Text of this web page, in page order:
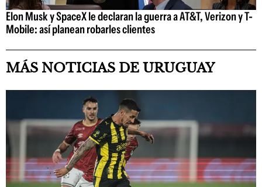
Elon Musk y SpaceX le declaran la guerra a AT&T, Verizon y T-
Mobile: así planean robarles clientes
MÁS NOTICIAS DE URUGUAY